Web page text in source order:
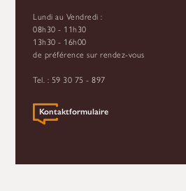
Lundi au Vendredi :
08h30 - 11h30
13h30 - 16h00
de préférence sur rendez-vous
Tel. : 59 30 75 - 897
Kontaktformulaire